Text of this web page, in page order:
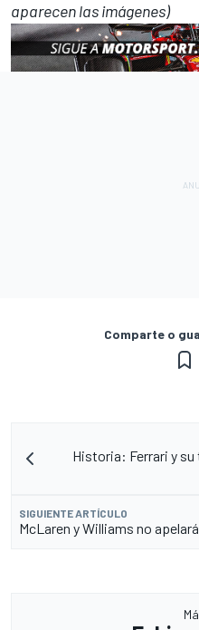
aparecen las imágenes)
Comparte o
Historia: Ferrari y su
SIGUIENTE ARTÍCULO
McLaren y Williams no